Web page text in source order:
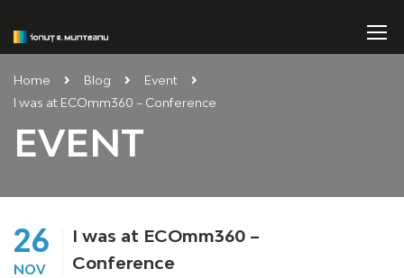
Home Blog
Event
I was at ECOmm360 – Conference
EVENT
26
NOV
I was at ECOmm360 –
Conference